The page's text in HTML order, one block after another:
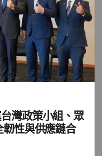
灣政策小組、眾
韌性與供應鏈合